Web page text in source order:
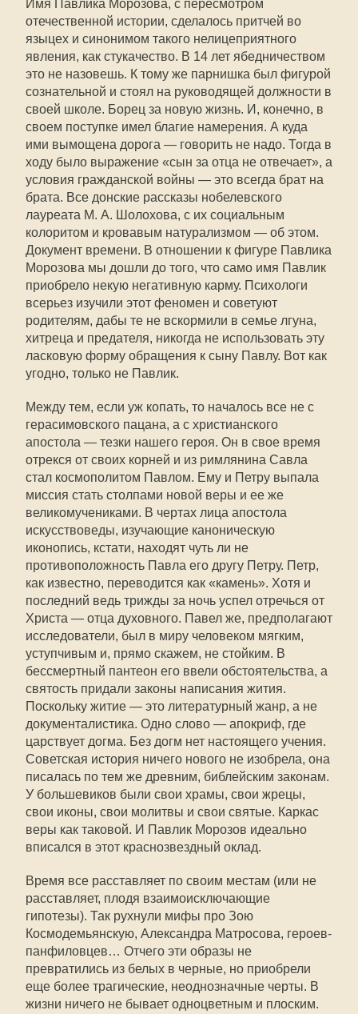
Имя Павлика Морозова, с пересмотром
отечественной истории, сделалось притчей во
языцех и синонимом такого нелицеприятного
явления, как стукачество. В 14 лет ябедничеством
это не назовешь. К тому же парнишка был фигурой
сознательной и стоял на руководящей должности в
своей школе. Борец за новую жизнь. И, конечно, в
своем поступке имел благие намерения. А куда
ими вымощена дорога — говорить не надо. Тогда в
ходу было выражение «сын за отца не отвечает», а
условия гражданской войны — это всегда брат на
брата. Все донские рассказы нобелевского
лауреата М. А. Шолохова, с их социальным
колоритом и кровавым натурализмом — об этом.
Документ времени. В отношении к фигуре Павлика
Морозова мы дошли до того, что само имя Павлик
приобрело некую негативную карму. Психологи
всерьез изучили этот феномен и советуют
родителям, дабы те не вскормили в семье лгуна,
хитреца и предателя, никогда не использовать эту
ласковую форму обращения к сыну Павлу. Вот как
угодно, только не Павлик.
Между тем, если уж копать, то началось все не с
герасимовского пацана, а с христианского
апостола — тезки нашего героя. Он в свое время
отрекся от своих корней и из римлянина Савла
стал космополитом Павлом. Ему и Петру выпала
миссия стать столпами новой веры и ее же
великомучениками. В чертах лица апостола
искусствоведы, изучающие каноническую
иконопись, кстати, находят чуть ли не
противоположность Павла его другу Петру. Петр,
как известно, переводится как «камень». Хотя и
последний ведь трижды за ночь успел отречься от
Христа — отца духовного. Павел же, предполагают
исследователи, был в миру человеком мягким,
уступчивым и, прямо скажем, не стойким. В
бессмертный пантеон его ввели обстоятельства, а
святость придали законы написания жития.
Поскольку житие — это литературный жанр, а не
документалистика. Одно слово — апокриф, где
царствует догма. Без догм нет настоящего учения.
Советская история ничего нового не изобрела, она
писалась по тем же древним, библейским законам.
У большевиков были свои храмы, свои жрецы,
свои иконы, свои молитвы и свои святые. Каркас
веры как таковой. И Павлик Морозов идеально
вписался в этот краснозвездный оклад.
Время все расставляет по своим местам (или не
расставляет, плодя взаимоисключающие
гипотезы). Так рухнули мифы про Зою
Космодемьянскую, Александра Матросова, героев-
панфиловцев… Отчего эти образы не
превратились из белых в черные, но приобрели
еще более трагические, неоднозначные черты. В
жизни ничего не бывает одноцветным и плоским.